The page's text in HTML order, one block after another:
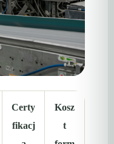
Certy
fikacj
Kosz
t